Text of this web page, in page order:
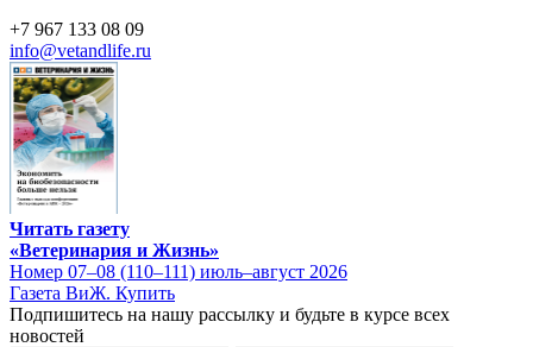
+7 967 133 08 09
info@vetandlife.ru
Читать газету
«Ветеринария и Жизнь»
Номер 07–08 (110–111) июль–август 2026
Газета ВиЖ. Купить
Подпишитесь на нашу рассылку и будьте в курсе всех
новостей